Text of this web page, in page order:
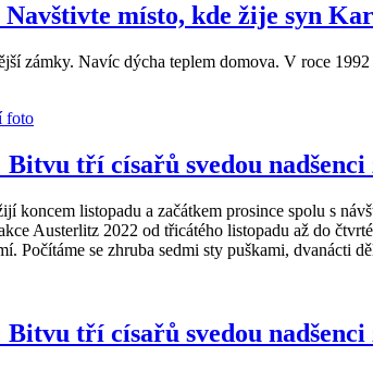
místo, kde žije syn
zámky. Navíc dýcha teplem domova. V roce
tří císařů svedou
koncem listopadu a začátkem prosince spolu s
Austerlitz 2022 od třicátého listopadu až do
Počítáme se zhruba sedmi sty puškami, dvanácti
tří císařů svedou